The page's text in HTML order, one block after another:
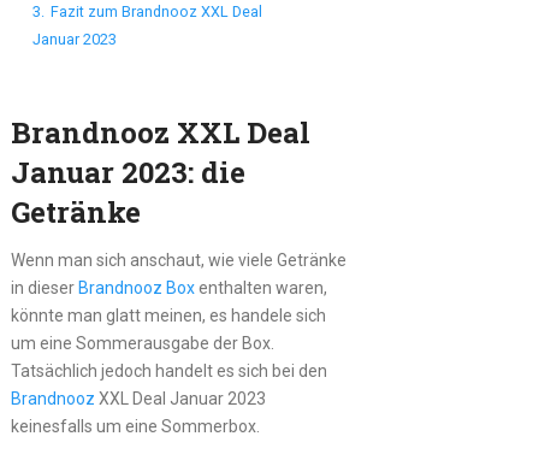
3. Fazit zum Brandnooz XXL Deal
Januar 2023
Brandnooz XXL Deal
Januar 2023: die
Getränke
Wenn man sich anschaut, wie viele Getränke
in dieserBrandnooz Boxenthalten waren,
könnte man glatt meinen, es handele sich
um eine Sommerausgabe der Box.
Tatsächlich jedoch handelt es sich bei den
Brandnooz XXL Deal Januar 2023
keinesfalls um eine Sommerbox.